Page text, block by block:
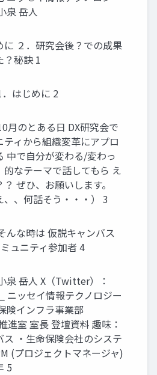
泉 岳人
に ２．研究会後？での成果
？秘訣 1
はじめに 2
月のとある日 DX研究会で
ティから組織変革にアプロ
中で自分が変わる/変わっ
的なテーマで話してもら え
ぜひ、お願いします。
、、何話そう・・・） 3
んな時は 仮説キャンバス
ュニティ参加者 4
泉 岳人 X（Twitter）：
ニッセイ情報テクノロジー
険インフラ事業部
進室 室長 登壇資料 趣味：
ス ・生命保険会社のシステ
(プロジェクトマネージャ)
5